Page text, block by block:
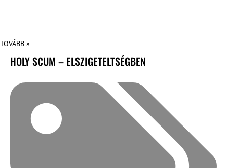
TOVÁBB »
HOLY SCUM – ELSZIGETELTSÉGBEN